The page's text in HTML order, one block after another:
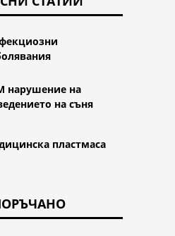
нарушение на
на съня
пластмаса